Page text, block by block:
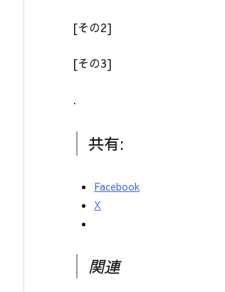
[その2]
[その3]
.
共有:
Facebook
X
関連